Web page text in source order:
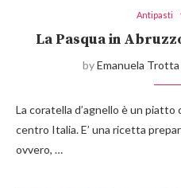
Antipasti
La Pasqua in
byEmanuela Trotta
La coratella d’agnello è un
centro Italia. E’ una ricetta
ovvero, …